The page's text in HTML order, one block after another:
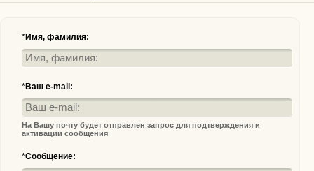
*Имя, фамилия:
*Ваш e-mail:
На Вашу почту будет отправлен запрос для подтверждения и
активации сообщения
*Сообщение: